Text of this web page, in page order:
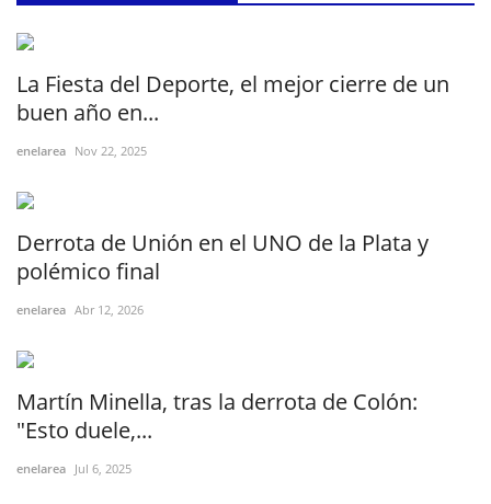
La Fiesta del Deporte, el mejor cierre de un
buen año en...
enelarea Nov 22, 2025
Derrota de Unión en el UNO de la Plata y
polémico final
enelarea Abr 12, 2026
Martín Minella, tras la derrota de Colón:
"Esto duele,...
enelarea Jul 6, 2025